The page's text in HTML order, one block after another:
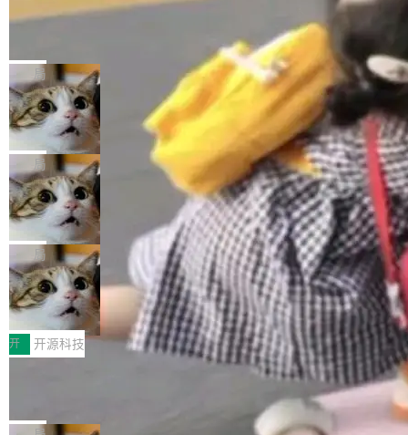
“智构可信·质创未来——AI原生时代的质量新范
式”为主题，直面AI从实验室走向规模化产业落地
的核心质量命题。会上，《2026智能研发生产力
工具选型手册》发布，Testin云测的Testin XAge
nt智能测试系统入选AI测试领域代表产品。对CI
O而言，这提示了一个转变：AI测试正在从效率
工具升级为企业的质量基础设施。 CIO面对的新
现实 过去两年，CIO们的焦虑清单上多了两项：
一是如何让大模型和智能体应用安全地从PoC走
向生产，二是如何让测试团队跟得上AI应用...
让非法状态不可表示：一篇关于 ADT
有一种东西，一旦用过就回不去了。Alex Fedos
eev 管它叫"软件设计的基石"。 他说的东西不新
鲜——代数数据类型（ADT），尤其是和类型
（sum type）。但他说清楚了一件事：这不是类
型系统的学术体操，是日常编码的思维方式。 文
章从一个简单的例子切入。一个网站的深色主题
设置，如果用布尔值 + 可空字段来表示——bool
ean 表示是否可切换，nullable 的默认模式、浅
色方案、深色方案——会产生大量无意义的组
合。方案缺了、配置冲突了、全 null 了。要知道
哪些组合有效，作者说，你得靠"文档、校验、或
者部落知识"。 换个写法。Rust 的 enum，两个
变体：Switchable...
局
Cloudflare 开源内部企业 AI 平台 Clou
dflare OS
Cloudflare 发布了一个开源项目 Cloudflare O
S。如果你只看官方博客，你会觉得这是又一
个"AI 知识库 + 聊天机器人"——每个大厂都在
做，没什么新鲜的。 但 Kenton Varda 在 Twitte
r 上把事情说清楚了： 今天我们发布了 Cloudfla
re OS，一个带连接器的聊天机器人，跟其他所
有科技公司做的一样。只不过，实际上它不一
样。这是 Sandstorm.io 的重制版，我十年前的
那个创业公司。不同的是，这次它构建在 Cloudf
lare Workers 上——我花了九年时间搭建的平台
——并且深度集成了 AI。这基本上是我十年秘密
局
Deno 团队开源 Celld，可自托管的分
布式 Durable Objects
Ryan Dahl 领导的 Deno 团队推出了最新开源项
目 Celld，一个能在自己机器上运行 Cloudflare
Workers 和 Durable Objects 的守护进程。 设
计思路很直接：每个对象是一个独立的 SQLite
数据库，按名称寻址，复制到你自己的 S3 兼容
存储库里。节点之间只通过这个存储库协调——
没有控制平面，没有共识协议。每个对象自带一
个小型数据库，应用天然按分片构建，单个数据
库的竞争和爆炸半径问题在设计层面就被消除
了。 闲置的 cell 会休眠到几乎不占资源。当 cel
局
鲁大师7月新机性能/流畅/AI榜：vivo夺
性能、流畅双第一，三星Galaxy Z系列
新折叠缺席
2026年7月的手机市场，由于存储等硬件成本暴
增，手机厂商的日子也不好过啊，新机速度明显
放缓，因此硝烟味淡了许多。新机参数规格除开
Fold8 / Z Flip8）外，其余要么是中低端机器，
例如iQOO Z11i、REDMI Note 17、REDMI No
开 开源科技
Zed 编辑器团队发布了新项目——DeltaDB，一
个在 git commit 之间记录每一次编辑操作的版